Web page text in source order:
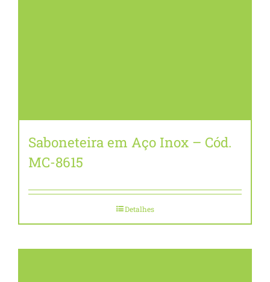
Saboneteira em Aço Inox – Cód.
MC-8615
Detalhes